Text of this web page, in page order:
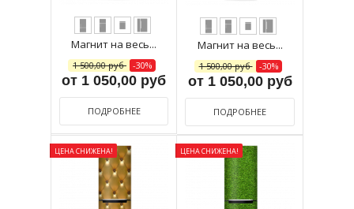
Магнит на весь...
1 500,00 руб -30%
от 1 050,00 руб
ПОДРОБНЕЕ
Магнит на весь...
1 500,00 руб -30%
от 1 050,00 руб
ПОДРОБНЕЕ
ЦЕНА СНИЖЕНА! ЦЕНА СНИЖЕНА!